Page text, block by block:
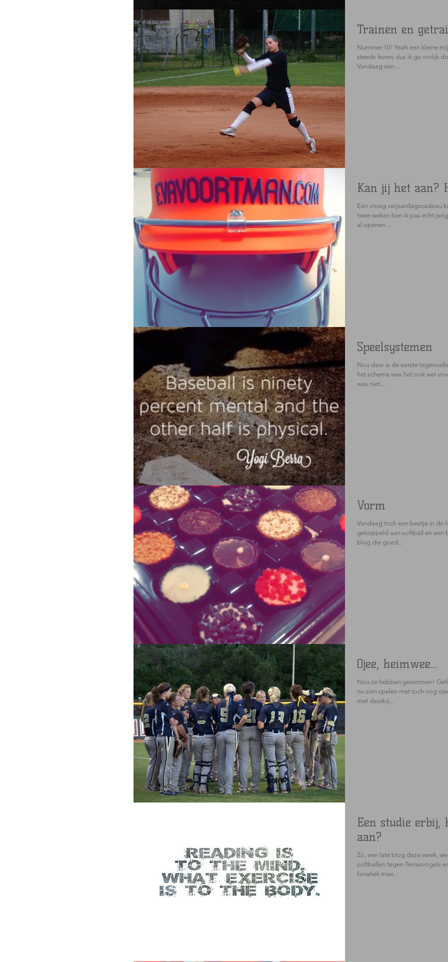
Trainen en
Nummer 10! Yeah een kleine
steeds lezers dus ik ga vrolijk
Vandaag een...
Kan jij het aan?
Een vroeg verjaardagscadeau
twee weken ben ik pas echt
al openen....
Speelsystemen
Nou daar is de eerste
het schema was het ook wel
was niet...
Vorm
Vandaag toch een beetje in de
gekoppeld aan softball en een
blog die goed...
Ojee, heimwee...
Nou ze hebben gewonnen!
nu zien spelen met toch nog
met daarbij...
Een studie erbij,
aan?
Zo, een late blog deze week,
softballen tegen Terrasvogels
fanatiek mee...